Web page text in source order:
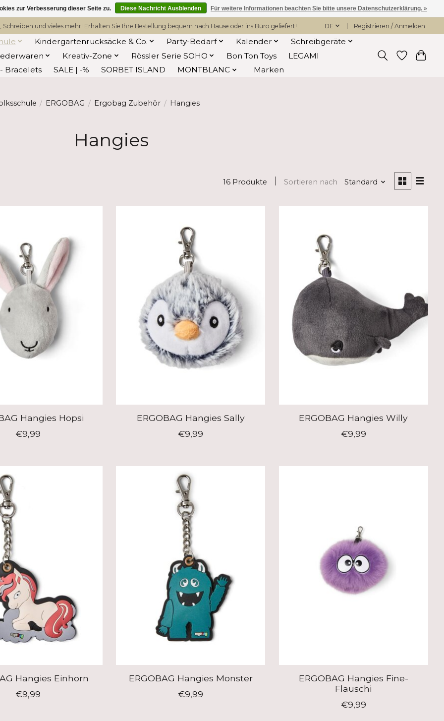
und vieles mehr! Erhalten Sie Ihre Bestellung bequem nach Hause oder ins Büro geliefert! DE Registrieren / Anmelden
Kindergartenrucksäcke & Co. Party-Bedarf Kalender
Schreibgeräte
Kreativ-Zone Rössler Serie SOHO Bon Ton Toys
LEGAMI
Bracelets
SALE | -% SORBET ISLAND MONTBLANC Marken
/ ERGOBAG / Ergobag Zubehör / Hangies
Hangies
16 Produkte Sortieren nach Standard
Hangies Hopsi
€9,99
ERGOBAG Hangies Sally
€9,99
ERGOBAG Hangies Willy
€9,99
Hangies Einhorn
€9,99
ERGOBAG Hangies Monster
€9,99
ERGOBAG Hangies Fine-
Flauschi
€9,99
zur Verbesserung dieser Seite zu. Diese Nachricht Ausblenden Für weitere Informationen beachten Sie bitte unsere Datenschutzerklärung. »